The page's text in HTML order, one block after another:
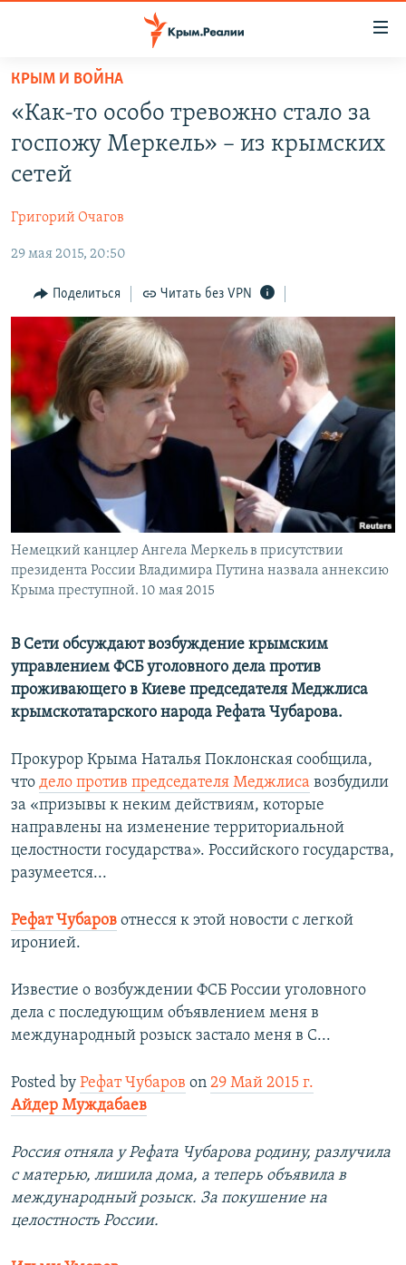
Вернуться
основному
содержанию
Вернутся
главной
навигации
Вернутся
поиску
ГРУЗ 200
11 ЛЕТ ОККУПАЦИИ КРЫМА. 11 ИСТОРИЙ СОПРОТИВЛЕНИЯ
ЕЩЕ
ИНТЕРАКТИВ
ИНФОГРАФИКА
ТЕЛЕПРОЕКТ КРЫМ.РЕАЛИИ
СОВЕТЫ ПРАВОЗАЩИТНИКОВ
ПРОПАВШИЕ БЕЗ ВЕСТИ
ПОБЕДИТЕЛЕЙ НЕ СУДЯТ?
КРЫМ.НЕПОКОРЕННЫЙ
УКРАИНСКАЯ ПРОБЛЕМА КРЫМА
РАДІО СВОБОДА
КАК ОБОЙТИ БЛОКИРОВКУ
Українською
Qırımtatar
ПРИСОЕДИНЯЙТЕСЬ!
Все сайты RFE/RL
КРЫМ И ВОЙНА
«Как-то особо тревожно стало за
госпожу Меркель» – из крымских
сетей
Григорий Очагов
29 мая 2015, 20:50
Поделиться Читать без VPN
Немецкий канцлер Ангела Меркель в присутствии
президента России Владимира Путина назвала аннексию
Крыма преступной. 10 мая 2015
В Сети обсуждают возбуждение крымским
управлением ФСБ уголовного дела против
проживающего в Киеве председателя Меджлиса
крымскотатарского народа Рефата Чубарова.
Прокурор Крыма Наталья Поклонская сообщила,
что дело против председателя Меджлиса возбудили
за «призывы к неким действиям, которые
направлены на изменение территориальной
целостности государства». Российского государства,
разумеется...
Рефат Чубаров отнесся к этой новости с легкой
иронией.
Известие о возбуждении ФСБ России уголовного
дела с последующим объявлением меня в
международный розыск застало меня в С...
Posted by Рефат Чубаров on 29 Май 2015 г.
Айдер Муждабаев
Россия отняла у Рефата Чубарова родину, разлучила
с матерью, лишила дома, а теперь объявила в
международный розыск. За покушение на
целостность России.